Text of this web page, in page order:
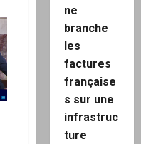
ne
branche
les
factures
française
s sur une
infrastruc
ture